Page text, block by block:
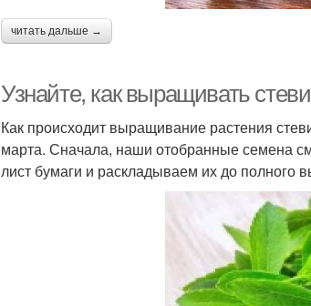
читать дальше →
Узнайте, как выращивать
Как происходит выращивание растения
марта. Сначала, наши отобранные семена
лист бумаги и раскладываем их до полного